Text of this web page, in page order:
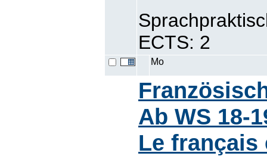
ECTS: 2
Mo
Ab WS 18-
Le français